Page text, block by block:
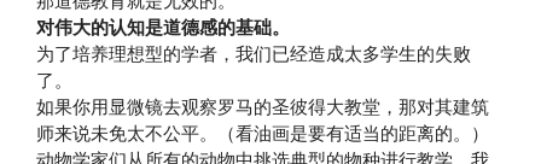
对伟大的认知是道德感的基础。
为了培养理想型的学者，我们已经造成太多学生的失败
了。
如果你用显微镜去观察罗马的圣彼得大教堂，那对其建筑
师来说未免太不公平。（看油画是要有适当的距离的。）